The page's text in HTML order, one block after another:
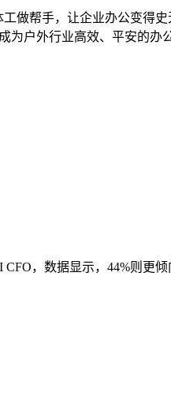
做帮手，让企业办公变得
户外行业高效、平安的办
，数据显示，44%则更